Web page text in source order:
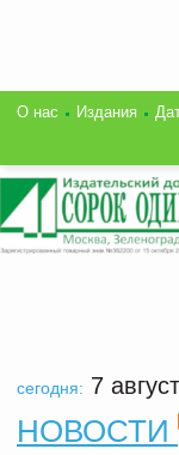
О нас Издания
сегодня: 7
НОВОСТИ